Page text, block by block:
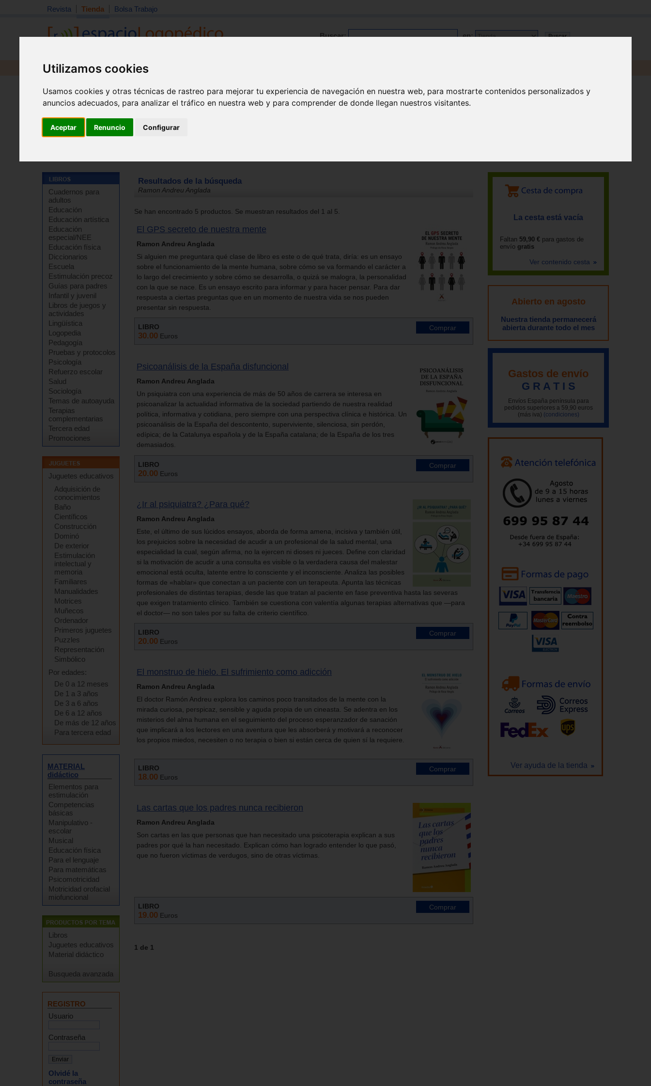
Utilizamos cookies
Usamos cookies y otras técnicas de rastreo para mejorar tu experiencia de navegación en nuestra web, para mostrarte contenidos personalizados y
anuncios adecuados, para analizar el tráfico en nuestra web y para comprender de donde llegan nuestros visitantes.
Aceptar Renuncio Configurar
Revista Tienda Bolsa Trabajo
Buscar: en:
Revista Libros Material
Cuadernos para
adultos
Educación
Educación artística
Educación
especial/NEE
Educación física
Diccionarios
Escuela
Estimulación precoz
Guías para padres
Infantil y juvenil
Libros de juegos y
actividades
Lingüística
Logopedia
Pedagogía
Pruebas y protocolos
Psicología
Refuerzo escolar
Salud
Sociología
Temas de autoayuda
Terapias
complementarias
Tercera edad
Promociones
Juguetes educativos
Adquisición de
conocimientos
Baño
Científicos
Construcción
Dominó
De exterior
Estimulación
intelectual y
memoria
Familiares
Manualidades
Motrices
Muñecos
Ordenador
Primeros juguetes
Puzzles
Representación
Simbólico
Por edades:
De 0 a 12 meses
De 1 a 3 años
De 3 a 6 años
De 6 a 12 años
De más de 12 años
Para tercera edad
MATERIAL
didáctico
Elementos para
estimulación
Competencias
básicas
Manipulativo -
escolar
Musical
Educación física
Para el lenguaje
Para matemáticas
Psicomotricidad
Motricidad orofacial
miofuncional
Libros
Juguetes educativos
Material didáctico
Busqueda avanzada
REGISTRO
Usuario
Contraseña
Olvidé la
contraseña
Resultados de la búsqueda
Ramon Andreu Anglada
Se han encontrado 5 productos. Se muestran resultados del 1 al 5.
El GPS secreto de nuestra mente
Ramon Andreu Anglada
Si alguien me preguntara qué clase de libro es este o de qué trata, diría: es un ensayo
sobre el funcionamiento de la mente humana, sobre cómo se va formando el carácter a
lo largo del crecimiento y sobre cómo se desarrolla, o quizá se malogra, la personalidad
con la que se nace. Es un ensayo escrito para informar y para hacer pensar. Para dar
respuesta a ciertas preguntas que en un momento de nuestra vida se nos pueden
presentar sin respuesta.
LIBRO
30.00 Euros
Psicoanálisis de la España disfuncional
Ramon Andreu Anglada
Un psiquiatra con una experiencia de más de 50 años de carrera se interesa en
psicoanalizar la actualidad informativa de la sociedad partiendo de nuestra realidad
política, informativa y cotidiana, pero siempre con una perspectiva clínica e histórica. Un
psicoanálisis de la España del descontento, superviviente, silenciosa, sin perdón,
edípica; de la Catalunya española y de la España catalana; de la España de los tres
demasiados.
LIBRO
20.00 Euros
¿Ir al psiquiatra? ¿Para qué?
Ramon Andreu Anglada
Este, el último de sus lúcidos ensayos, aborda de forma amena, incisiva y también útil,
los prejuicios sobre la necesidad de acudir a un profesional de la salud mental, una
especialidad la cual, según afirma, no la ejercen ni dioses ni jueces. Define con claridad
si la motivación de acudir a una consulta es visible o la verdadera causa del malestar
emocional está oculta, latente entre lo consciente y el inconsciente. Analiza las posibles
formas de «hablar» que conectan a un paciente con un terapeuta. Apunta las técnicas
profesionales de distintas terapias, desde las que tratan al paciente en fase preventiva hasta las severas
que exigen tratamiento clínico. También se cuestiona con valentía algunas terapias alternativas que —para
el doctor— no son tales por su falta de criterio científico.
LIBRO
20.00 Euros
El monstruo de hielo. El sufrimiento como adicción
Ramon Andreu Anglada
El doctor Ramón Andreu explora los caminos poco transitados de la mente con la
mirada curiosa, perspicaz, sensible y aguda propia de un cineasta. Se adentra en los
misterios del alma humana en el seguimiento del proceso esperanzador de sanación
que implicará a los lectores en una aventura que les absorberá y motivará a reconocer
los propios miedos, necesiten o no terapia o bien si están cerca de quien sí la requiere.
LIBRO
18.00 Euros
Las cartas que los padres nunca recibieron
Ramon Andreu Anglada
Son cartas en las que personas que han necesitado una psicoterapia explican a sus
padres por qué la han necesitado. Explican cómo han logrado entender lo que pasó,
que no fueron víctimas de verdugos, sino de otras víctimas.
LIBRO
19.00 Euros
1 de 1
La cesta está vacía
Faltan 59,90 € para gastos de
envío gratis
Ver contenido cesta
Abierto en agosto
Nuestra tienda permanecerá
abierta durante todo el mes
Gastos de envío
G R A T I S
Envíos España península para
pedidos superiores a 59,90 euros
(más iva) (condiciones)
Ver ayuda de la tienda